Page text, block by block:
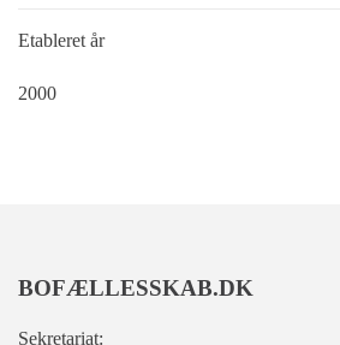
Etableret år
2000
BOFÆLLESSKAB.DK
Sekretariat: